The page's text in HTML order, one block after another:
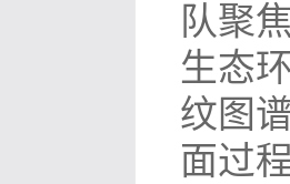
队聚
生态
纹图
面过